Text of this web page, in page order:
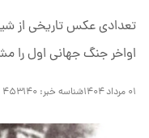
تعدادی عکس تاریخی از
اواخر جنگ جهانی اول را
۰۱ مرداد ۱۴۰۴ شناسه خبر: ۴۵۳۱۴۰